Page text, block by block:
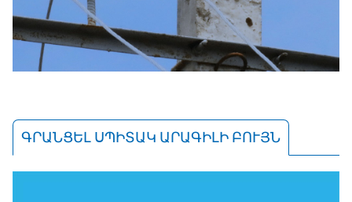
ԳՐԱՆՑԵԼ ՍՊԻՏԱԿ ԱՐԱԳԻԼԻ ԲՈՒՅՆ